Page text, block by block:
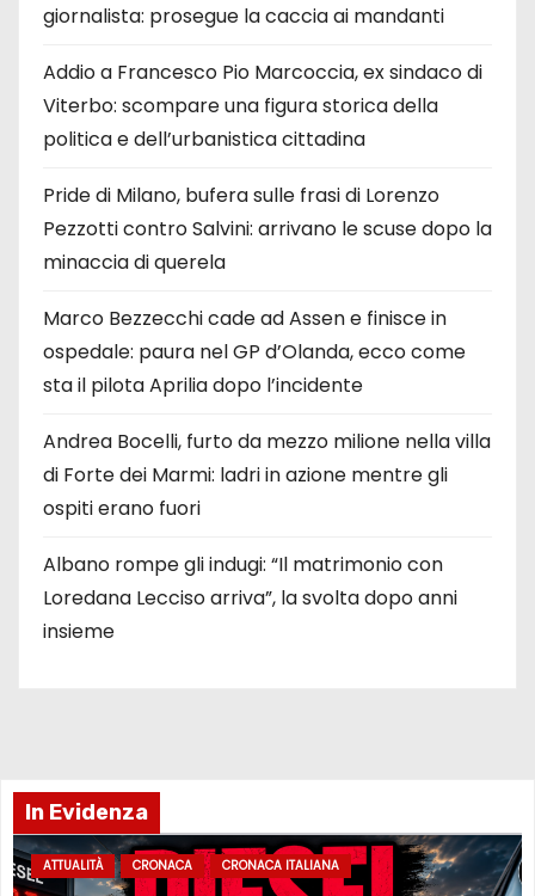
giornalista: prosegue la caccia ai mandanti
Addio a Francesco Pio Marcoccia, ex sindaco di
Viterbo: scompare una figura storica della
politica e dell’urbanistica cittadina
Pride di Milano, bufera sulle frasi di Lorenzo
Pezzotti contro Salvini: arrivano le scuse dopo la
minaccia di querela
Marco Bezzecchi cade ad Assen e finisce in
ospedale: paura nel GP d’Olanda, ecco come
sta il pilota Aprilia dopo l’incidente
Andrea Bocelli, furto da mezzo milione nella villa
di Forte dei Marmi: ladri in azione mentre gli
ospiti erano fuori
Albano rompe gli indugi: “Il matrimonio con
Loredana Lecciso arriva”, la svolta dopo anni
insieme
In Evidenza
ATTUALITÀ CRONACA CRONACA ITALIANA